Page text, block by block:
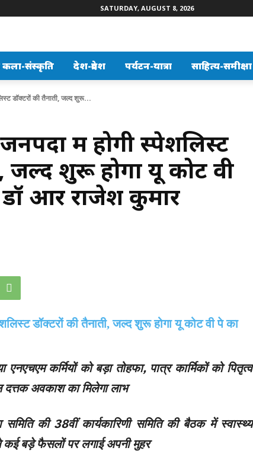
SATURDAY, AUGUST 8, 2026
संस्कृति देश-प्रदेश पर्यटन-यात्रा साहित्य-समीक्षा
डॉक्टरों की तैनाती, जल्द शुरू...
में होगी स्पेशलिस्ट
जल्द शुरू होगा यू कोट वी
आर राजेश कुमार
कर्मियों को बड़ा तोहफा, पात्र कार्मिकों को पितृत्व
अवकाश का मिलेगा लाभ
समिति की 38वीं कार्यकारिणी समिति की बैठक में स्वास्थ्य
बड़े फैसलों पर लगाई अपनी मुहर